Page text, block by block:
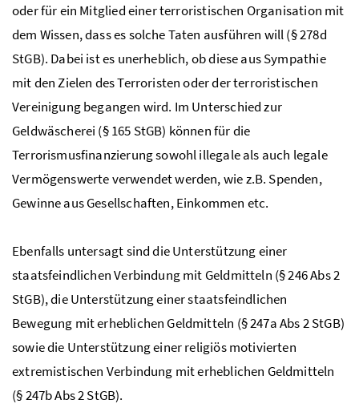
oder für ein Mitglied einer terroristischen Organisation mit
dem Wissen, dass es solche Taten ausführen will (§ 278d
StGB). Dabei ist es unerheblich, ob diese aus Sympathie
mit den Zielen des Terroristen oder der terroristischen
Vereinigung begangen wird. Im Unterschied zur
Geldwäscherei (§ 165 StGB) können für die
Terrorismusfinanzierung sowohl illegale als auch legale
Vermögenswerte verwendet werden, wie z.B. Spenden,
Gewinne aus Gesellschaften, Einkommen etc.
Ebenfalls untersagt sind die Unterstützung einer
staatsfeindlichen Verbindung mit Geldmitteln (§ 246 Abs 2
StGB), die Unterstützung einer staatsfeindlichen
Bewegung mit erheblichen Geldmitteln (§ 247aAbs2StGB)
sowie die Unterstützung einer religiös motivierten
extremistischen Verbindung mit erheblichen Geldmitteln
(§ 247b Abs 2StGB).